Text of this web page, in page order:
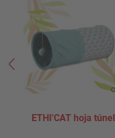
ETHI'CAT hoja túnel